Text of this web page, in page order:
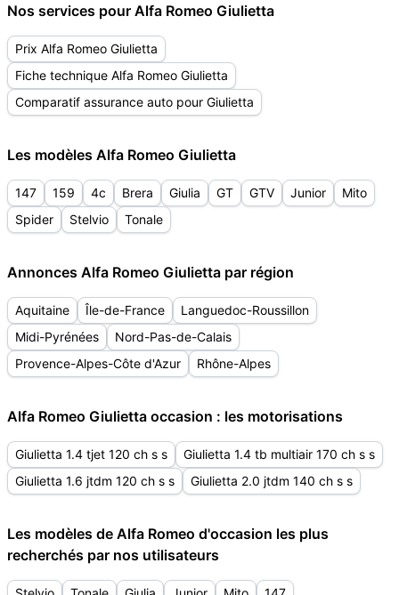
Nos services pour Alfa Romeo Giulietta
Prix Alfa Romeo Giulietta
Fiche technique Alfa Romeo Giulietta
Comparatif assurance auto pour Giulietta
Les modèles Alfa Romeo Giulietta
147 159 4c Brera Giulia GT GTV Junior
Mito
Spider
Stelvio Tonale
Annonces Alfa Romeo Giulietta par région
Aquitaine Île-de-France
Languedoc-Roussillon
Midi-Pyrénées
Nord-Pas-de-Calais
Provence-Alpes-Côte d'Azur
Rhône-Alpes
Alfa Romeo Giulietta occasion : les motorisations
Giulietta 1.4 tjet 120 ch s s
Giulietta 1.4 tb multiair 170 ch s s
Giulietta 1.6 jtdm 120 ch s s
Giulietta 2.0 jtdm 140 ch s s
Les modèles de Alfa Romeo d'occasion les plus
recherchés par nos utilisateurs